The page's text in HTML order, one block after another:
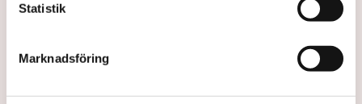
Statistik
Marknadsföring
Publicerad:
Debatt: Då tvingas företagen